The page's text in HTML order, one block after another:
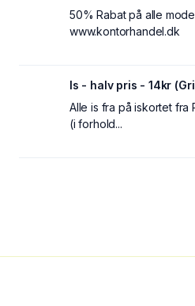
50% Rabat på alle
www.kontorhandel.dk
Is - halv pris - 14kr
Alle is fra på iskortet fra
(i forhold...